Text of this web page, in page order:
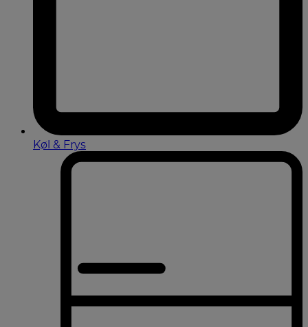
Køl & Frys